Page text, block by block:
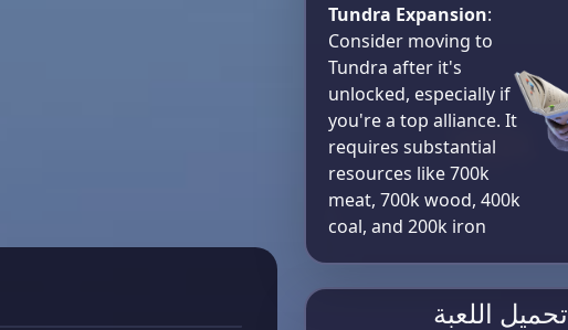
Tundra Expansion:
Consider moving to
Tundra after it's
unlocked, especially if
you're a top alliance. It
requires substantial
resources like 700k
meat, 700k wood, 400k
coal, and 200k iron​
تحميل اللعبة